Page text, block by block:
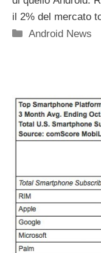
il 2% del mercato
Categorie
Android News